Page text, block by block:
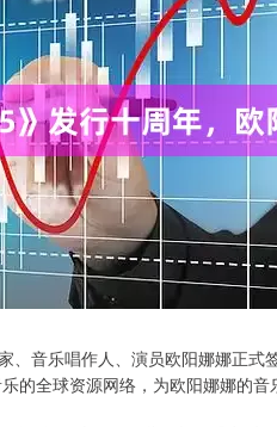
、音乐唱作人、演员欧阳娜娜正式
的全球资源网络，为欧阳娜娜的音